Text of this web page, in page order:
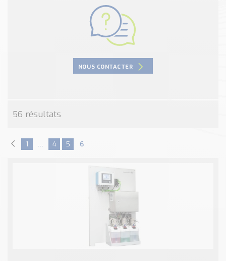
Devis, Tarifs, Renseignements techniques
NOUS CONTACTER
56 résultats
1 … 4 5 6